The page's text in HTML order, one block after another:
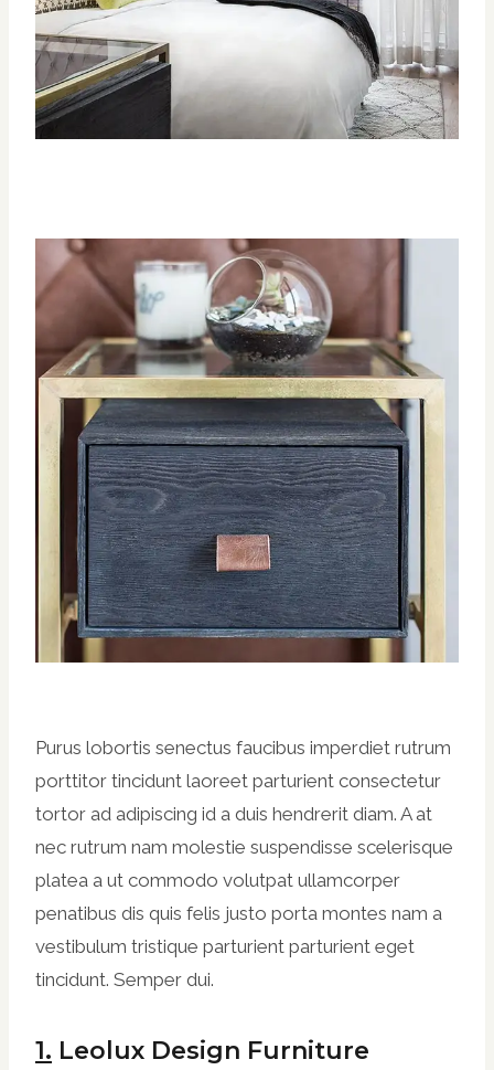
Purus lobortis senectus faucibus imperdiet rutrum
porttitor tincidunt laoreet parturient consectetur
tortor ad adipiscing id a duis hendrerit diam. A at
nec rutrum nam molestie suspendisse scelerisque
platea a ut commodo volutpat ullamcorper
penatibus dis quis felis justo porta montes nam a
vestibulum tristique parturient parturient eget
tincidunt. Semper dui.
1. Leolux Design Furniture